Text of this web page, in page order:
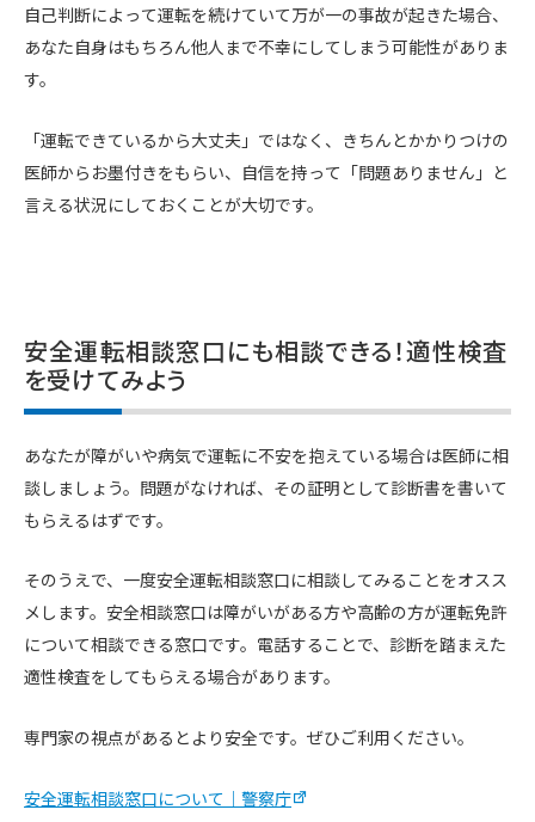
自己判断によって運転を続けていて万が一の事故が起きた場合、
あなた自身はもちろん他人まで不幸にしてしまう可能性がありま
す。
「運転できているから大丈夫」ではなく、きちんとかかりつけの
医師からお墨付きをもらい、自信を持って「問題ありません」と
言える状況にしておくことが大切です。
安全運転相談窓口にも相談できる！適性検査
を受けてみよう
あなたが障がいや病気で運転に不安を抱えている場合は医師に相
談しましょう。問題がなければ、その証明として診断書を書いて
もらえるはずです。
そのうえで、一度安全運転相談窓口に相談してみることをオスス
メします。安全相談窓口は障がいがある方や高齢の方が運転免許
について相談できる窓口です。電話することで、診断を踏まえた
適性検査をしてもらえる場合があります。
専門家の視点があるとより安全です。ぜひご利用ください。
安全運転相談窓口について｜警察庁